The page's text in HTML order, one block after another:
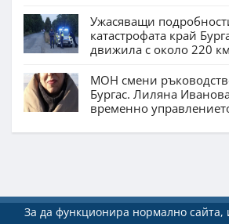
Ужасяващи
катастрофата край
движила с около 220
МОН смени
Бургас. Лиляна
временно
За да функционира нормално сайта,